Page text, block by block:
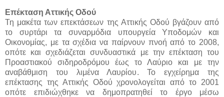
Επέκταση Αττικής Οδού
Τη μακέτα των επεκτάσεων της Αττικής Οδού βγάζουν από
το συρτάρι τα συναρμόδια υπουργεία Υποδομών και
Οικονομίας, με τα σχέδια να παίρνουν πνοή από το 2008,
οπότε και σχεδιάζεται συνδυαστικά με την επέκταση του
Προαστιακού σιδηροδρόμου έως το Λαύριο και με την
αναβάθμιση του λιμένα Λαυρίου. Το εγχείρημα της
επέκτασης της Αττικής Οδού χρονολογείται από το 2001
οπότε επιδιώχθηκε να δημοπρατηθεί το έργο μέσω